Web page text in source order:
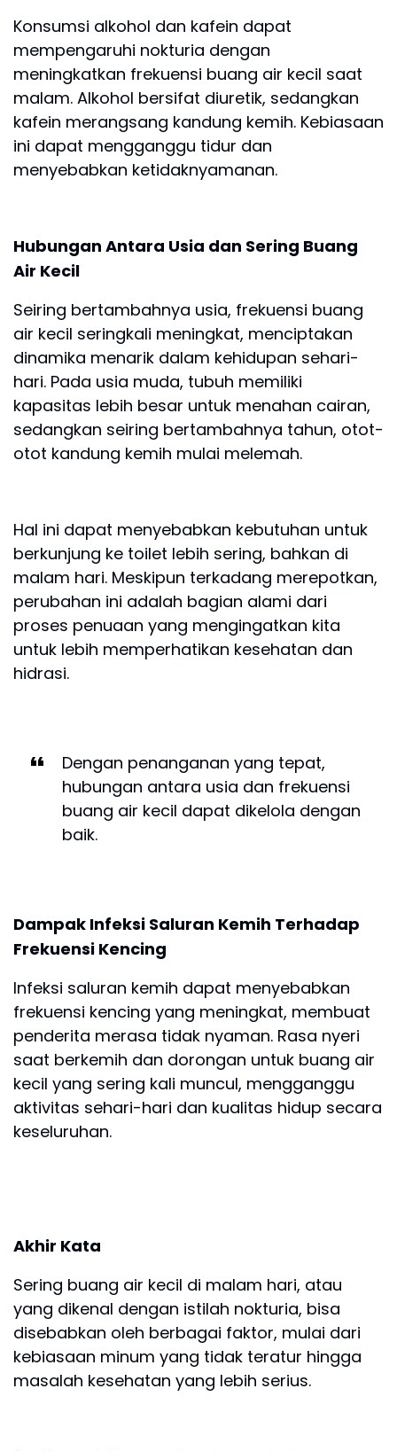
Konsumsi alkohol dan kafein dapat
mempengaruhi nokturia dengan
meningkatkan frekuensi buang air kecil saat
malam. Alkohol bersifat diuretik, sedangkan
kafein merangsang kandung kemih. Kebiasaan
ini dapat mengganggu tidur dan
menyebabkan ketidaknyamanan.
Hubungan Antara Usia dan Sering Buang
Air Kecil
Seiring bertambahnya usia, frekuensi buang
air kecil seringkali meningkat, menciptakan
dinamika menarik dalam kehidupan sehari-
hari. Pada usia muda, tubuh memiliki
kapasitas lebih besar untuk menahan cairan,
sedangkan seiring bertambahnya tahun, otot-
otot kandung kemih mulai melemah.
Hal ini dapat menyebabkan kebutuhan untuk
berkunjung ke toilet lebih sering, bahkan di
malam hari. Meskipun terkadang merepotkan,
perubahan ini adalah bagian alami dari
proses penuaan yang mengingatkan kita
untuk lebih memperhatikan kesehatan dan
hidrasi.
Dengan penanganan yang tepat,
hubungan antara usia dan frekuensi
buang air kecil dapat dikelola dengan
baik.
Dampak Infeksi Saluran Kemih Terhadap
Frekuensi Kencing
Infeksi saluran kemih dapat menyebabkan
frekuensi kencing yang meningkat, membuat
penderita merasa tidak nyaman. Rasa nyeri
saat berkemih dan dorongan untuk buang air
kecil yang sering kali muncul, mengganggu
aktivitas sehari-hari dan kualitas hidup secara
keseluruhan.
Akhir Kata
Sering buang air kecil di malam hari, atau
yang dikenal dengan istilah nokturia, bisa
disebabkan oleh berbagai faktor, mulai dari
kebiasaan minum yang tidak teratur hingga
masalah kesehatan yang lebih serius.